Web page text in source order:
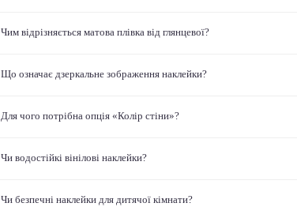
Чим відрізняється матова плівка від глянцевої?
Що означає дзеркальне зображення наклейки?
Для чого потрібна опція «Колір стіни»?
Чи водостійкі вінілові наклейки?
Чи безпечні наклейки для дитячої кімнати?